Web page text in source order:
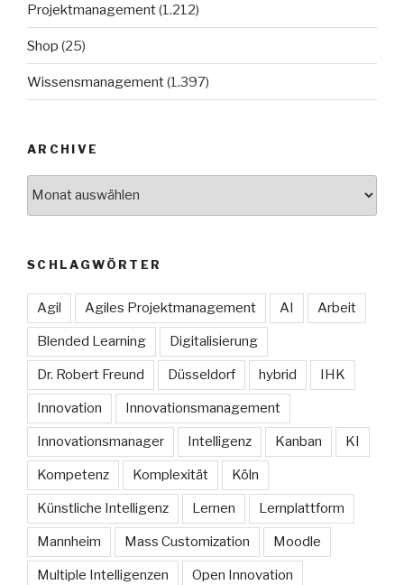
Projektmanagement(1.212)
Shop (25)
Wissensmanagement(1.397)
ARCHIVE
SCHLAGWÖRTER
Agil Agiles Projektmanagement AI Arbeit
Blended Learning Digitalisierung
Dr. Robert Freund Düsseldorf hybrid IHK
Innovation Innovationsmanagement
Innovationsmanager Intelligenz Kanban KI
Kompetenz Komplexität Köln
Künstliche Intelligenz Lernen Lernplattform
Mannheim Mass Customization Moodle
Multiple Intelligenzen Open Innovation